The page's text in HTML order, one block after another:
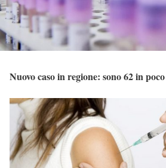
Nuovo caso in regione: sono 62 in